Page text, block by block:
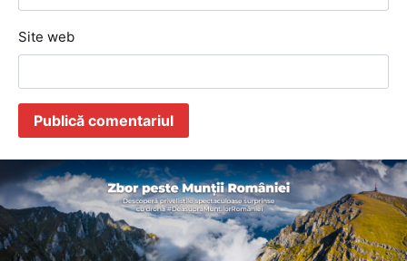
Site web